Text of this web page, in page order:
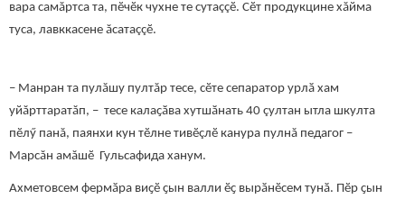
вара самăртса та, пӗчӗк чухне те сутаççӗ. Сӗт продукцине хăйма
туса, лавккасене ăсатаççӗ.
– Манран та пулăшу пултăр тесе, сӗте сепаратор урлӑ хам
уйăрттаратăп, – тесе калаҫӑва хутшӑнать 40 çултан ытла шкулта
пӗлӳ панă, паянхи кун тӗлне тивӗçлӗ канура пулнă педагог –
Марсăн амăшӗ Гульсафида ханум.
Ахметовсем фермӑра виҫӗ ҫын валли ӗҫ вырӑнӗсем тунӑ. Пӗр ҫын